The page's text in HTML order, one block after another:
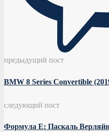
предыдущий пост
BMW 8 Series Convertible
следующий пост
Формула Е: Паскаль